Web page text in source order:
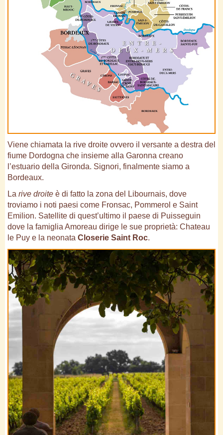
Viene chiamata la rive droite ovvero il versante a destra del
fiume Dordogna che insieme alla Garonna creano
l’estuario della Gironda. Signori, finalmente siamo a
Bordeaux.
La rive droite è di fatto la zona del Libournais, dove
troviamo i noti paesi come Fronsac, Pommerol e Saint
Emilion. Satellite di quest’ultimo il paese di Puisseguin
dove la famiglia Amoreau dirige le sue proprietà: Chateau
le Puy e la neonata Closerie Saint Roc.